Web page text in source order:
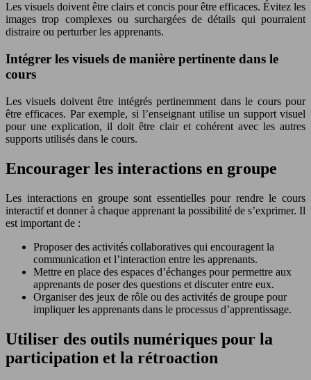
Les visuels doivent être clairs et concis pour être efficaces. Évitez les
images trop complexes ou surchargées de détails qui pourraient
distraire ou perturber les apprenants.
Intégrer les visuels de manière pertinente dans le
cours
Les visuels doivent être intégrés pertinemment dans le cours pour
être efficaces. Par exemple, si l’enseignant utilise un support visuel
pour une explication, il doit être clair et cohérent avec les autres
supports utilisés dans le cours.
Encourager les interactions en groupe
Les interactions en groupe sont essentielles pour rendre le cours
interactif et donner à chaque apprenant la possibilité de s’exprimer. Il
est important de :
Proposer des activités collaboratives qui encouragent la
communication et l’interaction entre les apprenants.
Mettre en place des espaces d’échanges pour permettre aux
apprenants de poser des questions et discuter entre eux.
Organiser des jeux de rôle ou des activités de groupe pour
impliquer les apprenants dans le processus d’apprentissage.
Utiliser des outils numériques pour la
participation et la rétroaction